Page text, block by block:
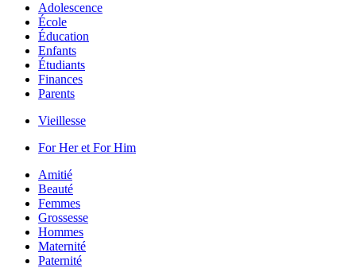
Adolescence
École
Éducation
Enfants
Étudiants
Finances
Parents
Vieillesse
For Her et For Him
Amitié
Beauté
Femmes
Grossesse
Hommes
Maternité
Paternité